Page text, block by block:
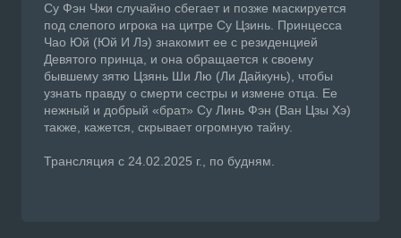
Су Фэн Чжи случайно сбегает и позже маскируется
под слепого игрока на цитре Су Цзинь. Принцесса
Чао Юй (Юй И Лэ) знакомит ее с резиденцией
Девятого принца, и она обращается к своему
бывшему зятю Цзянь Ши Лю (Ли Дайкунь), чтобы
узнать правду о смерти сестры и измене отца. Ее
нежный и добрый «брат» Су Линь Фэн (Ван Цзы Хэ)
также, кажется, скрывает огромную тайну.
Трансляция с 24.02.2025 г., по будням.